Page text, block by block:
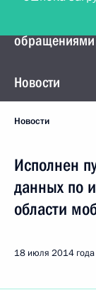
Управление
обращениями
Новости
Новости
Исполнен
данных по
области
18 июля 2014 года